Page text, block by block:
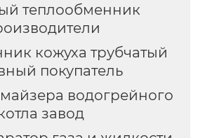
теплообменник
кожуха трубчатый
покупатель
водогрейного
завод